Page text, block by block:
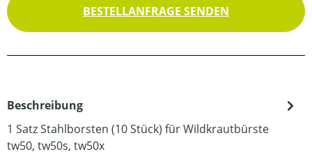
BESTELLANFRAGE SENDEN
Beschreibung
1 Satz Stahlborsten (10 Stück) für Wildkrautbürste
tw50, tw50s, tw50x